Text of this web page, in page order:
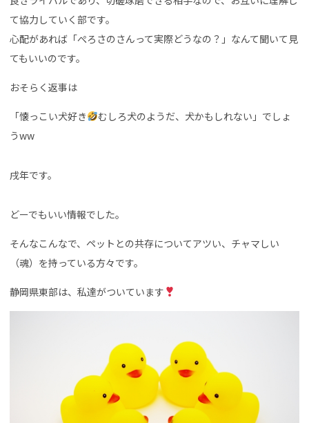
て協力していく部です。
心配があれば「ぺろさのさんって実際どうなの？」なんて聞いて見
てもいいのです。
おそらく返事は
「懐っこい犬好き
むしろ犬のようだ、犬かもしれない」でしょ
うww
戌年です。
どーでもいい情報でした。
そんなこんなで、ペットとの共存についてアツい、チャマしい
（魂）を持っている方々です。
静岡県東部は、私達がついています